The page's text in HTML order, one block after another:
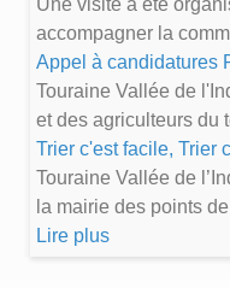
Une visite a été
accompagner la
Appel à candidatures
Touraine Vallée de
et des agriculteurs du
Trier c'est facile, Trier
Touraine Vallée de
la mairie des points
Lire plus